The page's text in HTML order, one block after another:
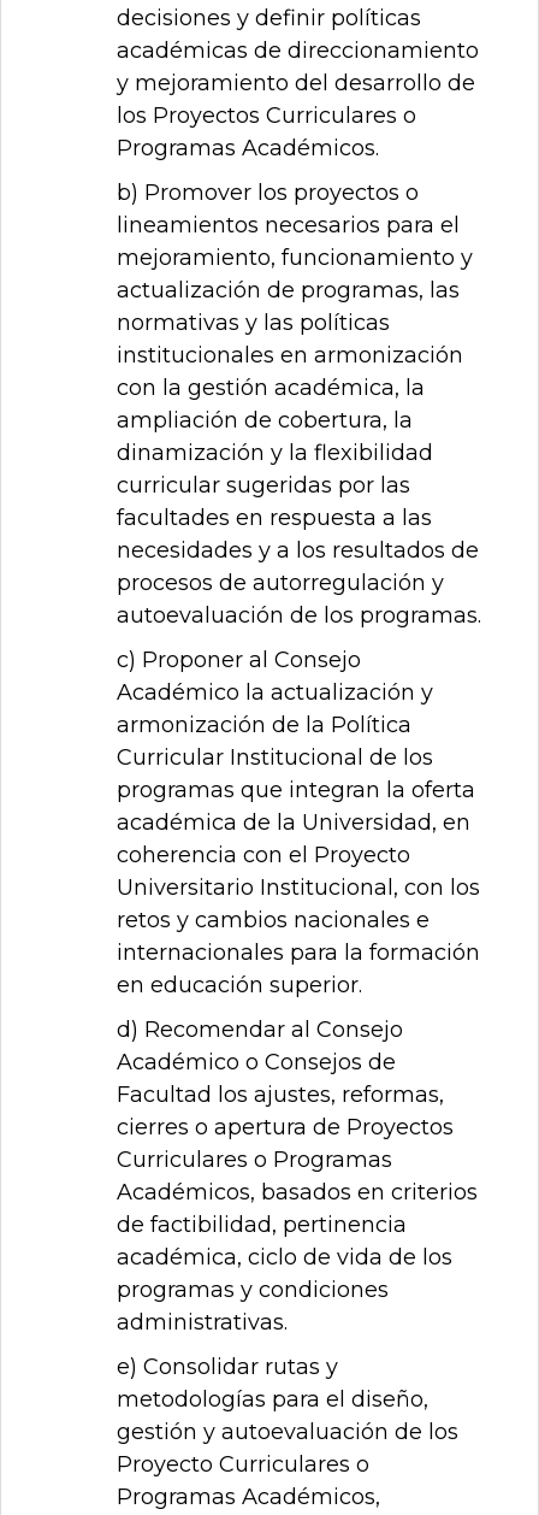
decisiones y definir políticas
académicas de direccionamiento
y mejoramiento del desarrollo de
los Proyectos Curriculares o
Programas Académicos.
b) Promover los proyectos o
lineamientos necesarios para el
mejoramiento, funcionamiento y
actualización de programas, las
normativas y las políticas
institucionales en armonización
con la gestión académica, la
ampliación de cobertura, la
dinamización y la flexibilidad
curricular sugeridas por las
facultades en respuesta a las
necesidades y a los resultados de
procesos de autorregulación y
autoevaluación de los programas.
c) Proponer al Consejo
Académico la actualización y
armonización de la Política
Curricular Institucional de los
programas que integran la oferta
académica de la Universidad, en
coherencia con el Proyecto
Universitario Institucional, con los
retos y cambios nacionales e
internacionales para la formación
en educación superior.
d) Recomendar al Consejo
Académico o Consejos de
Facultad los ajustes, reformas,
cierres o apertura de Proyectos
Curriculares o Programas
Académicos, basados en criterios
de factibilidad, pertinencia
académica, ciclo de vida de los
programas y condiciones
administrativas.
e) Consolidar rutas y
metodologías para el diseño,
gestión y autoevaluación de los
Proyecto Curriculares o
Programas Académicos,